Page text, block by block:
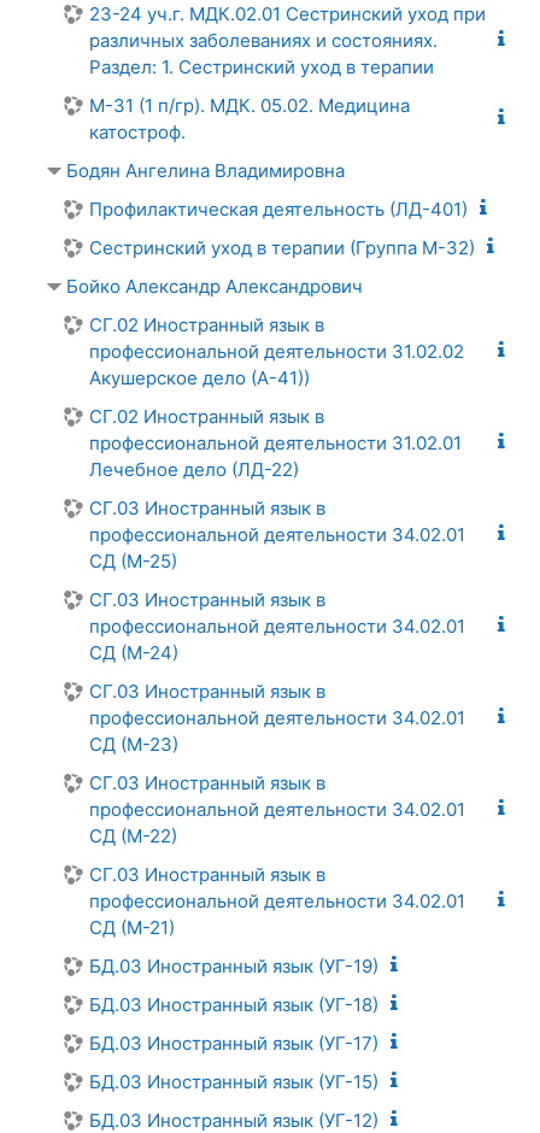
23-24 уч.г. МДК.02.01 Сестринский уход при
различных заболеваниях и состояниях.
Раздел: 1. Сестринский уход в терапии
М-31 (1 п/гр). МДК. 05.02. Медицина
катостроф.
Бодян Ангелина Владимировна
Профилактическая деятельность (ЛД-401)
Сестринский уход в терапии (Группа М-32)
Бойко Александр Александрович
СГ.02 Иностранный язык в
профессиональной деятельности 31.02.02
Акушерское дело (А-41))
СГ.02 Иностранный язык в
профессиональной деятельности 31.02.01
Лечебное дело (ЛД-22)
СГ.03 Иностранный язык в
профессиональной деятельности 34.02.01
СД (М-25)
СГ.03 Иностранный язык в
профессиональной деятельности 34.02.01
СД (М-24)
СГ.03 Иностранный язык в
профессиональной деятельности 34.02.01
СД (М-23)
СГ.03 Иностранный язык в
профессиональной деятельности 34.02.01
СД (М-22)
СГ.03 Иностранный язык в
профессиональной деятельности 34.02.01
СД (М-21)
БД.03 Иностранный язык (УГ-19)
БД.03 Иностранный язык (УГ-18)
БД.03 Иностранный язык (УГ-17)
БД.03 Иностранный язык (УГ-15)
БД.03 Иностранный язык (УГ-12)